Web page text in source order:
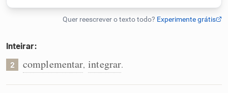
Humanizador de IA
Inteirar:
2 complementar, integrar.